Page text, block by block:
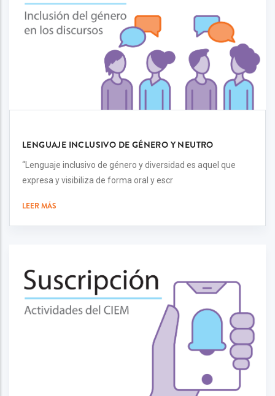
LENGUAJE INCLUSIVO DE GÉNERO Y NEUTRO
“Lenguaje inclusivo de género y diversidad es aquel que
expresa y visibiliza de forma oral y escr
LEER MÁS